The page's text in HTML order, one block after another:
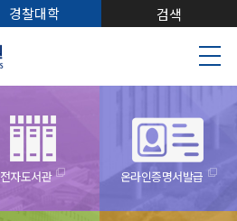
경찰대학 검색
전자도서관 온라인증명서발급